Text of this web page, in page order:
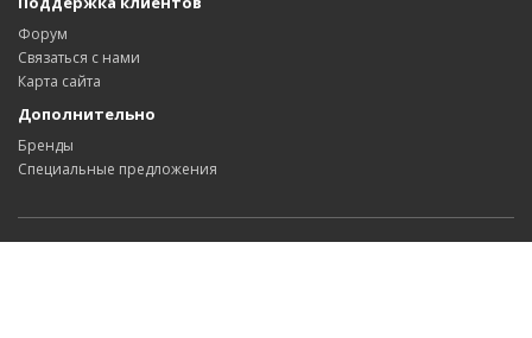
Форум
Связаться с нами
Карта сайта
Дополнительно
Бренды
Специальные предложения